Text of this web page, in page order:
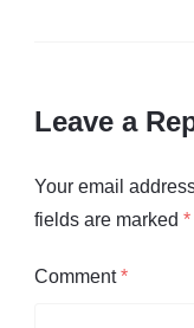
Leave a
Your email
fields are marked *
Comment*